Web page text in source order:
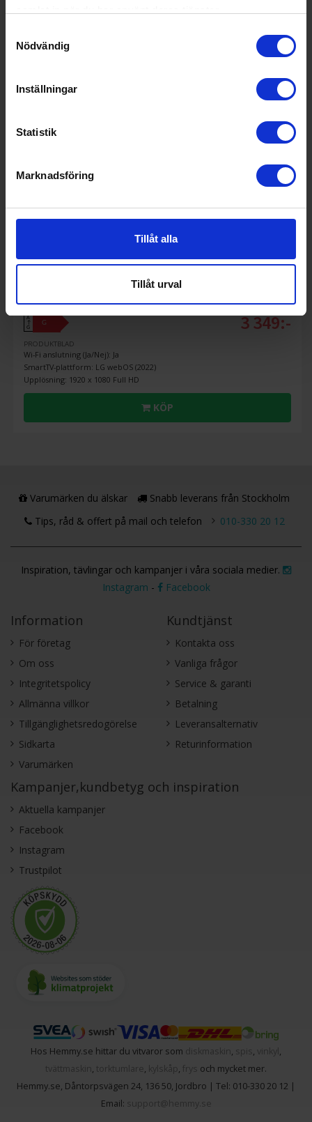
Nödvändig
Inställningar
Statistik
Marknadsföring
Tillåt alla
Tillåt urval
32LQ63806LC 32 tum Full HD Smart TV
A
↑
G
G
PRODUKTBLAD
Wi-Fi anslutning (Ja/Nej): Ja
SmartTV-plattform: LG webOS (2022)
Upplösning: 1920 x 1080 Full HD
3 349:-
KÖP
Varumärken du älskar
Snabb leverans från Stockholm
Tips, råd & offert på mail och telefon
010-330 20 12
Inspiration, tävlingar och kampanjer i våra sociala medier.
Instagram - Facebook
Information
För företag
Om oss
Integritetspolicy
Allmänna villkor
Tillgänglighetsredogörelse
Sidkarta
Varumärken
Kundtjänst
Kontakta oss
Vanliga frågor
Service & garanti
Betalning
Leveransalternativ
Returinformation
Kampanjer,kundbetyg och inspiration
Aktuella kampanjer
Facebook
Instagram
Trustpilot
Hos Hemmy.se hittar du vitvaror som diskmaskin , spis , vinkyl ,
tvättmaskin , torktumlare , kylskåp , frys och mycket mer.
Hemmy.se, Dåntorpsvägen 24, 136 50, Jordbro | Tel: 010-330 20 12 |
Email: support@hemmy.se